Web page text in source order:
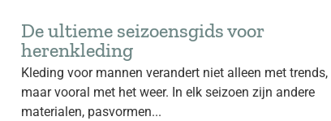
De ultieme seizoensgids voor
herenkleding
Kleding voor mannen verandert niet alleen met trends,
maar vooral met het weer. In elk seizoen zijn andere
materialen, pasvormen...